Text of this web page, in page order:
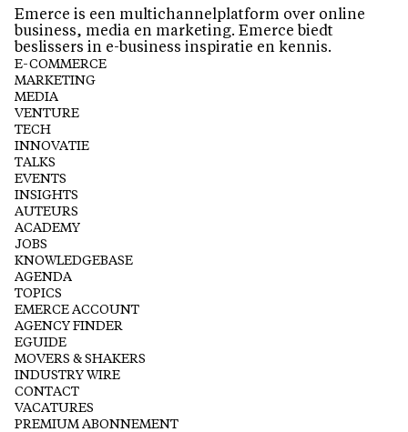
Emerce is een multichannelplatform over online
business, media en marketing. Emerce biedt
beslissers in e-business inspiratie en kennis.
E-COMMERCE
MARKETING
MEDIA
VENTURE
TECH
INNOVATIE
TALKS
EVENTS
INSIGHTS
AUTEURS
ACADEMY
JOBS
KNOWLEDGEBASE
AGENDA
TOPICS
EMERCE ACCOUNT
AGENCY FINDER
EGUIDE
MOVERS & SHAKERS
INDUSTRY WIRE
CONTACT
VACATURES
PREMIUM ABONNEMENT